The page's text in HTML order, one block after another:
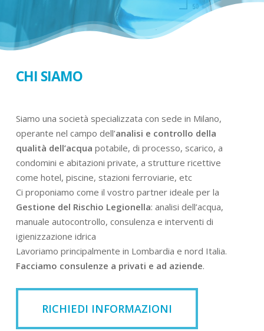
CHI SIAMO
Siamo una società specializzata con sede in Milano,
operante nel campo dell’analisi e controllo della
qualità dell’acqua potabile, di processo, scarico, a
condomini e abitazioni private, a strutture ricettive
come hotel, piscine, stazioni ferroviarie, etc
Ci proponiamo come il vostro partner ideale per la
Gestione del Rischio Legionella: analisi dell’acqua,
manuale autocontrollo, consulenza e interventi di
igienizzazione idrica
Lavoriamo principalmente in Lombardia e nord Italia.
Facciamo consulenze a privati e ad aziende.
RICHIEDI INFORMAZIONI